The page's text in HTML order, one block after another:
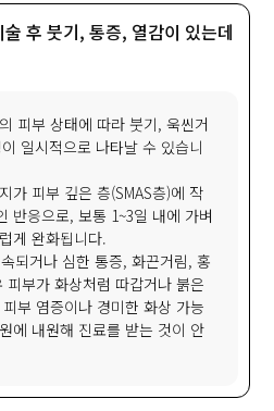
후 붓기, 통증, 열감이 있는데
피부 상태에 따라 붓기, 욱씬거
일시적으로 나타날 수 있습니
가 피부 깊은 층(SMAS층)에 작
반응으로, 보통 1~3일 내에 가벼
게 완화됩니다.
되거나 심한 통증, 화끈거림, 홍
부가 화상처럼 따갑거나 붉은
부 염증이나 경미한 화상 가능
에 내원해 진료를 받는 것이 안